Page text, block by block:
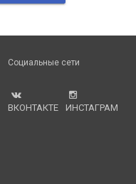
Социальные сети
ВКОНТАКТЕ ИНСТАГРАМ